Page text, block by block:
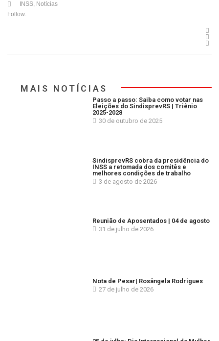
INSS, Notícias
Follow:
MAIS NOTÍCIAS
Passo a passo: Saiba como votar nas
Eleições do SindisprevRS | Triênio
2025-2028
30 de outubro de 2025
SindisprevRS cobra da presidência do
INSS a retomada dos comitês e
melhores condições de trabalho
3 de agosto de 2026
Reunião de Aposentados | 04 de agosto
31 de julho de 2026
Nota de Pesar| Rosângela Rodrigues
27 de julho de 2026